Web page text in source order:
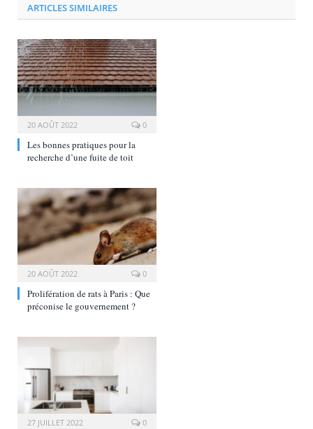
ARTICLES SIMILAIRES
20 AOÛT 2022 0
Les bonnes pratiques pour la
recherche d’une fuite de toit
20 AOÛT 2022 0
Prolifération de rats à Paris : Que
préconise le gouvernement ?
27 JUILLET 2022 0